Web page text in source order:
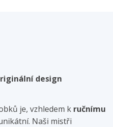
design
je, vzhledem k ručnímu
Naši mistři